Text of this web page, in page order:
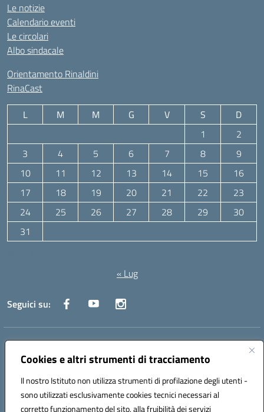
Cookies e altri strumenti di tracciamento
Il nostro Istituto non utilizza strumenti di profilazione degli utenti -
sono utilizzati esclusivamente cookies tecnici necessari al
corretto funzionamento del sito, alla fruibilità dei servizi
Le notizie
Calendario eventi
Le circolari
Albo sindacale
Orientamento Rinaldini
RinaCast
L M M G V S
D
1
2
3
4 5 6 7 8
9
10
11 12 13 14 15
16
17
18 19 20 21 22
23
24
25 26 27 28 29
30
31
« Lug
Seguici su:
Indirizzo:Via Canale 1, Ancona
Centralino:071 204723 Email:anpc010006@istruzione.it
Codice fiscale: 93020970427
Codice meccanografico:
ANPC010006